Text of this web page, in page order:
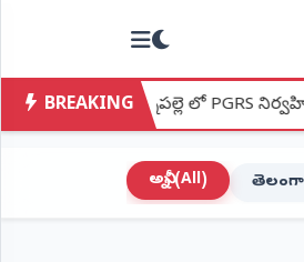
NTODAY×
హోమ్
BREAKING
లో PGRS నిర్వహించిన కలెక్టర్
అన్నీ (All)